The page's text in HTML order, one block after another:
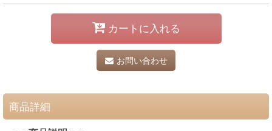
カートに入れる
お問い合わせ
商品詳細